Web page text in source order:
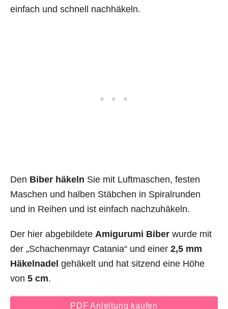
einfach und schnell nachhäkeln.
Den Biber häkeln Sie mit Luftmaschen, festen
Maschen und halben Stäbchen in Spiralrunden
und in Reihen und ist einfach nachzuhäkeln.
Der hier abgebildete Amigurumi Biber wurde mit
der „Schachenmayr Catania“ und einer 2,5 mm
Häkelnadel gehäkelt und hat sitzend eine Höhe
von 5 cm.
PDF Anleitung kaufen